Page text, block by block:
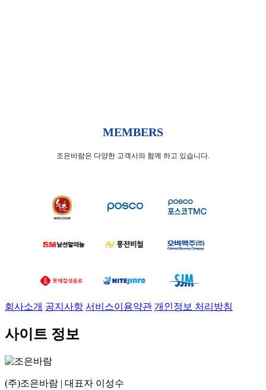
MEMBERS
조은바람은 다양한 고객사와 함께 하고 있습니다.
회사소개 공지사항 서비스이용약관 개인정보 처리방침
사이트 정보
(주)조은바람 | 대표자 이성수